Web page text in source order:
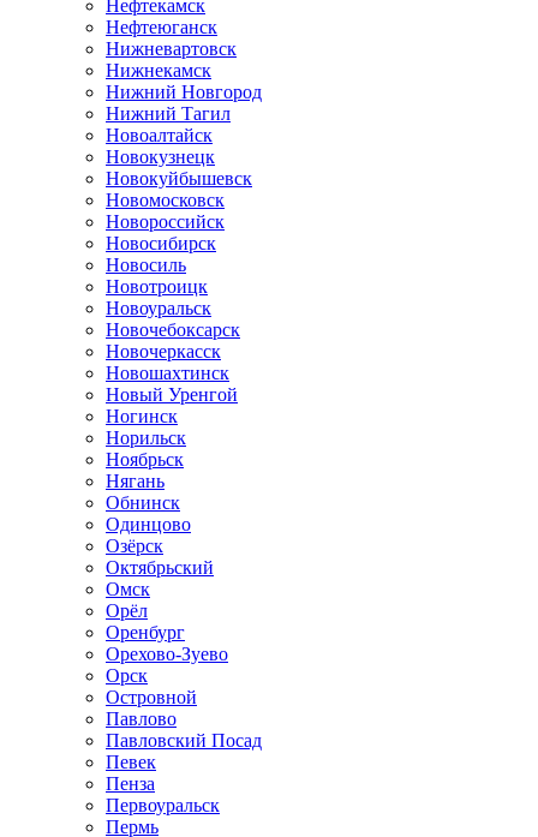
Нефтекамск
Нефтеюганск
Нижневартовск
Нижнекамск
Нижний Новгород
Нижний Тагил
Новоалтайск
Новокузнецк
Новокуйбышевск
Новомосковск
Новороссийск
Новосибирск
Новосиль
Новотроицк
Новоуральск
Новочебоксарск
Новочеркасск
Новошахтинск
Новый Уренгой
Ногинск
Норильск
Ноябрьск
Нягань
Обнинск
Одинцово
Озёрск
Октябрьский
Омск
Орёл
Оренбург
Орехово-Зуево
Орск
Островной
Павлово
Павловский Посад
Певек
Пенза
Первоуральск
Пермь